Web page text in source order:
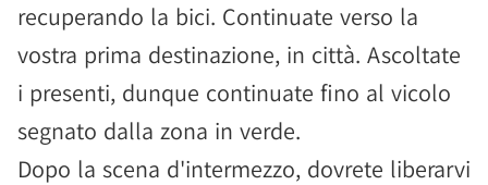
recuperando la bici. Continuate verso la
vostra prima destinazione, in città. Ascoltate
i presenti, dunque continuate fino al vicolo
segnato dalla zona in verde.
Dopo la scena d'intermezzo, dovrete liberarvi